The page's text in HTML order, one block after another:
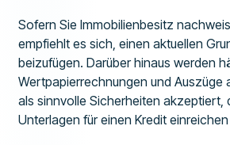
Sofern Sie Immobilienbesitz
empfiehlt es sich, einen aktuellen
beizufügen. Darüber hinaus werden
Wertpapierrechnungen und Auszüge
als sinnvolle Sicherheiten akzeptiert,
Unterlagen für einen Kredit